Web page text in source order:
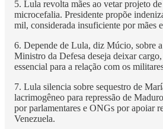
5. Lula revolta mães ao vetar projeto
microcefalia. Presidente propõe
mil, considerada insuficiente por mães
6. Depende de Lula, diz Múcio, sobre
Ministro da Defesa deseja deixar
essencial para a relação com os
7. Lula silencia sobre sequestro de
lacrimogêneo para repressão de
por parlamentares e ONGs por apoiar
Venezuela.